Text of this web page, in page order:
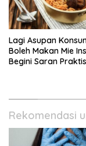
Lagi Asupan
Boleh Makan Mie
Begini Saran
Rekomendasi